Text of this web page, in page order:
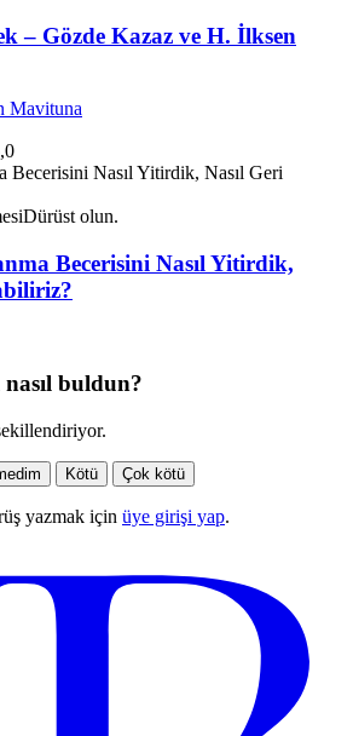
– Gözde Kazaz ve H. İlksen
Mavituna
Dürüst olun.
Becerisini Nasıl Yitirdik,
buldun?
Kötü Çok kötü
yazmak için üye girişi yap.